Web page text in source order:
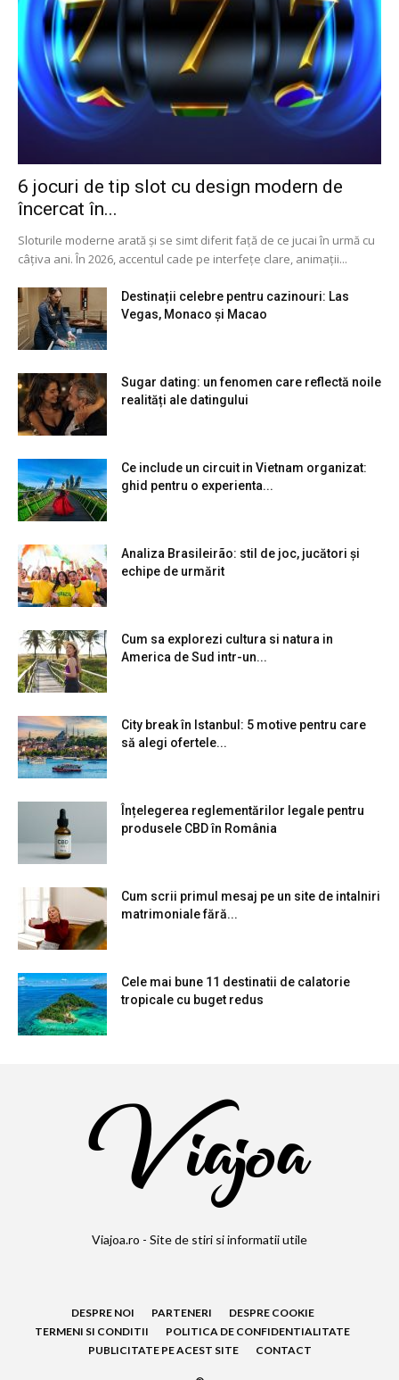
6 jocuri de tip slot cu design modern de
încercat în...
Sloturile moderne arată și se simt diferit față de ce jucai în urmă cu
câțiva ani. În 2026, accentul cade pe interfețe clare, animații...
Destinații celebre pentru cazinouri: Las
Vegas, Monaco și Macao
Sugar dating: un fenomen care reflectă noile
realități ale datingului
Ce include un circuit in Vietnam organizat:
ghid pentru o experienta...
Analiza Brasileirão: stil de joc, jucători și
echipe de urmărit
Cum sa explorezi cultura si natura in
America de Sud intr-un...
City break în Istanbul: 5 motive pentru care
să alegi ofertele...
Înțelegerea reglementărilor legale pentru
produsele CBD în România
Cum scrii primul mesaj pe un site de intalniri
matrimoniale fără...
Cele mai bune 11 destinatii de calatorie
tropicale cu buget redus
Viajoa.ro - Site de stiri si informatii utile
DESPRE NOI PARTENERI
DESPRE COOKIE
TERMENI SI CONDITII
POLITICA DE CONFIDENTIALITATE
PUBLICITATE PE ACEST SITE
CONTACT